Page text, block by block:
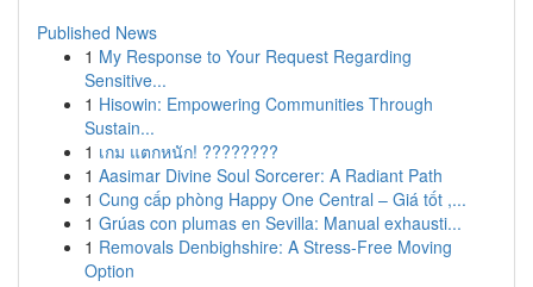
Published News
1 My Response to Your Request Regarding
Sensitive...
1 Hisowin: Empowering Communities Through
Sustain...
1 เกม แตกหนัก! ????????
1 Aasimar Divine Soul Sorcerer: A Radiant Path
1 Cung cấp phòng Happy One Central – Giá tốt ,...
1 Grúas con plumas en Sevilla: Manual exhausti...
1 Removals Denbighshire: A Stress-Free Moving
Option